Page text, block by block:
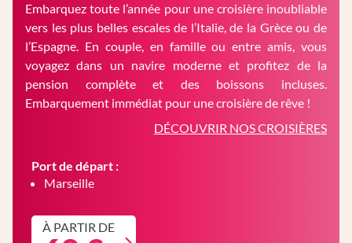
Embarquez toute l’année pour une croisière inoubliable
vers les plus belles escales de l’Italie, de la Grèce ou de
l’Espagne. En couple, en famille ou entre amis, vous
voyagez dans un navire moderne et profitez de la
pension complète et des boissons incluses.
Embarquement immédiat pour une croisière de rêve !
DÉCOUVRIR NOS CROISIÈRES
Port de départ :
Marseille
À PARTIR DE